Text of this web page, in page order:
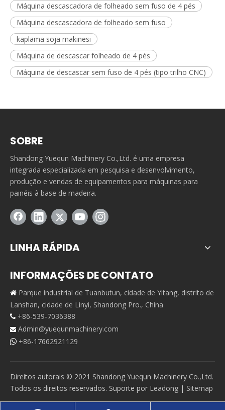
Máquina descascadora de folheado sem fuso de 4 pés
Máquina descascadora de folheado sem fuso
kaplama soja makinesi
Máquina de descascar folheado de 4 pés
Máquina de descascar sem fuso de 4 pés (tipo trilho CNC)
SOBRE
Shandong Yuequn Machinery Co.,Ltd. é uma empresa
integrada especializada em pesquisa e desenvolvimento,
produção e vendas de equipamentos para máquinas para
painéis à base de madeira.
LINHA RÁPIDA
INFORMAÇÕES DE CONTATO
 Parque industrial de Tuanbutun, cidade de Yitang, distrito de
Lanshan, cidade de Linyi, Shandong Pro., China
 +86-539-7036388
 Admin@yuequnmachinery.com
 +86-17662921129
Direitos autorais © 2021 Shandong Yuequn Machinery Co.,Ltd.
Todos os direitos reservados. Suporte por Leadong | Sitemap